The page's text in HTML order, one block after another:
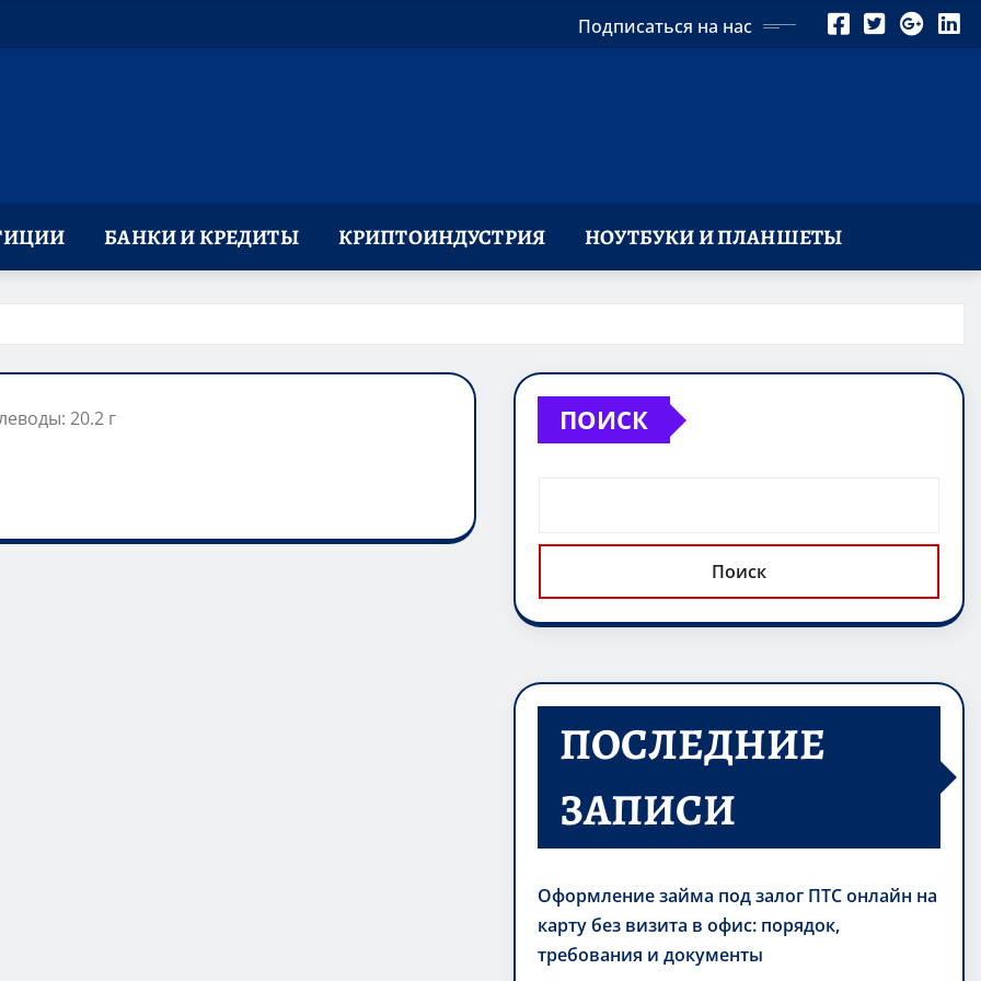
Подписаться на нас
БАНКИ И КРЕДИТЫ КРИПТОИНДУСТРИЯ НОУТБУКИ И ПЛАНШЕТЫ
20.2 г ПОИСК
Поиск
ПОСЛЕДНИЕ
ЗАПИСИ
Оформление займа под залог ПТС онлайн на
карту без визита в офис: порядок,
требования и документы